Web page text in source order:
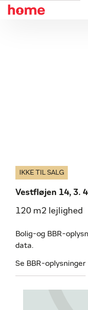
IKKE TIL SALG
Vestfløjen 14, 3.
120 m2 lejlighed
Bolig-og BBR-
data.
Se BBR-oplysninger